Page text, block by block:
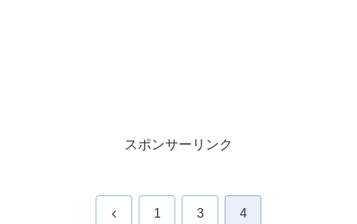
スポンサーリンク
前 1 3 4